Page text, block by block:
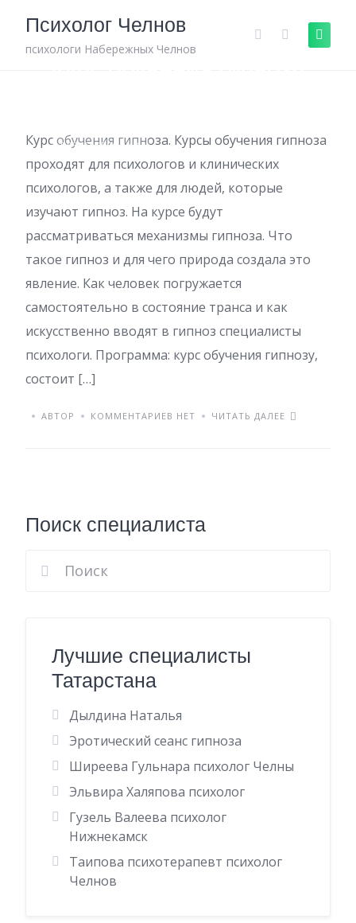
content
Психолог Челнов
психологи Набережных Челнов
БЕЗ КАТЕГОРИИ
Курс обучения гипноза. Курсы обучения гипноза
проходят для психологов и клинических
психологов, а также для людей, которые
изучают гипноз. На курсе будут
рассматриваться механизмы гипноза. Что
такое гипноз и для чего природа создала это
явление. Как человек погружается
самостоятельно в состояние транса и как
искусственно вводят в гипноз специалисты
психологи. Программа: курс обучения гипнозу,
состоит […]
АВТОР КОММЕНТАРИЕВ НЕТ ЧИТАТЬ ДАЛЕЕ
Поиск специалиста
Лучшие специалисты
Татарстана
Дылдина Наталья
Эротический сеанс гипноза
Ширеева Гульнара психолог Челны
Эльвира Халяпова психолог
Гузель Валеева психолог
Нижнекамск
Таипова психотерапевт психолог
Челнов